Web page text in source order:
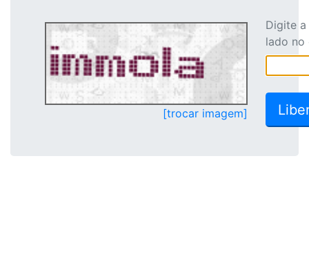
[trocar imagem]
Digite
lado no